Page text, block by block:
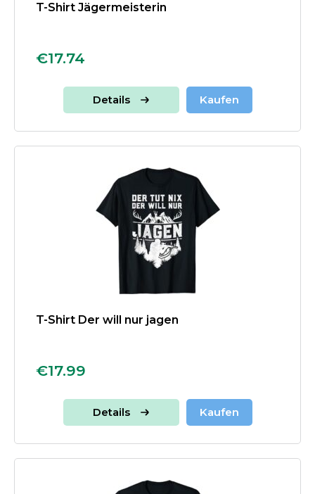
T-Shirt Jägermeisterin
€17.74
Details Kaufen
T-Shirt Der will nur jagen
€17.99
Details Kaufen